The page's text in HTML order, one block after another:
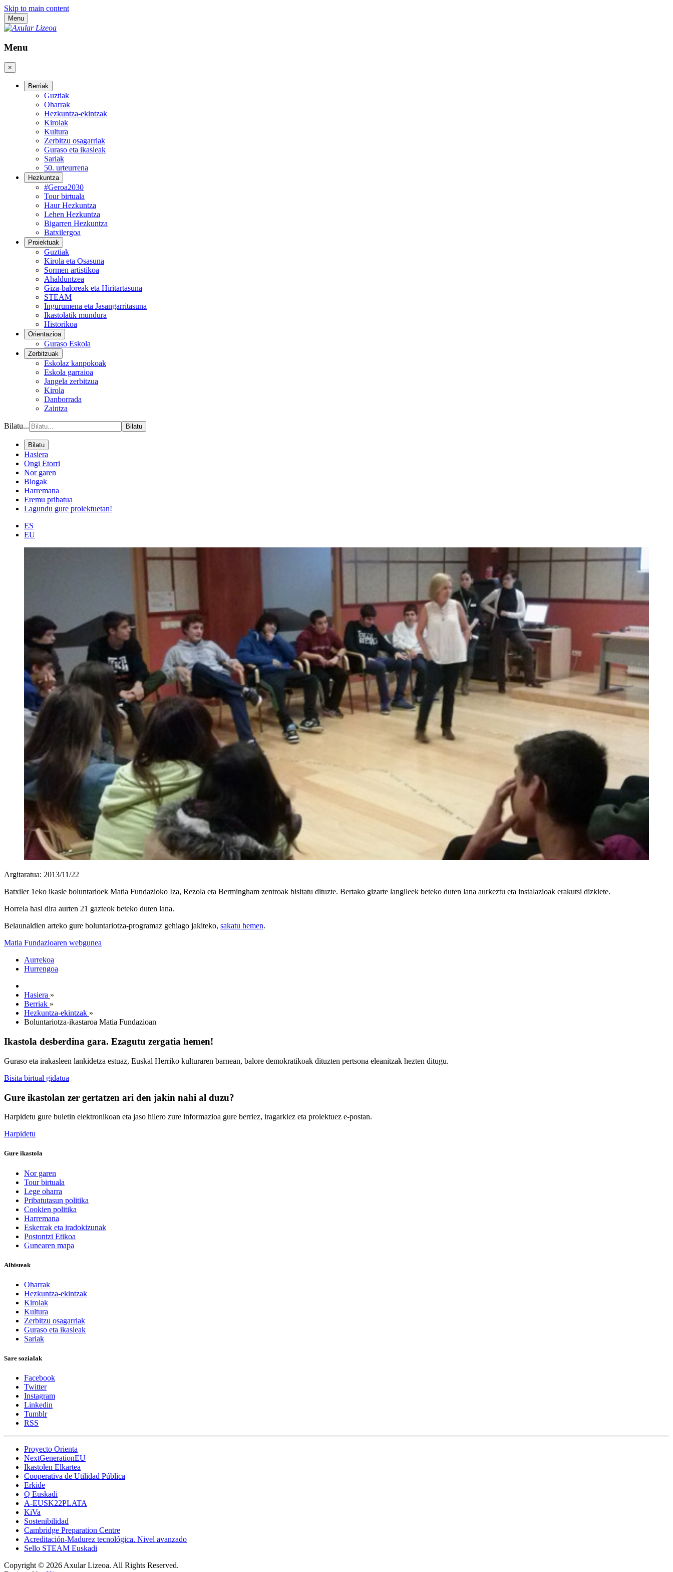
Skip to main content
Menu
Menu
×
Berriak
Guztiak
Oharrak
Hezkuntza-ekintzak
Kirolak
Kultura
Zerbitzu osagarriak
Guraso eta ikasleak
Sariak
50. urteurrena
Hezkuntza
#Geroa2030
Tour birtuala
Haur Hezkuntza
Lehen Hezkuntza
Bigarren Hezkuntza
Batxilergoa
Proiektuak
Guztiak
Kirola eta Osasuna
Sormen artistikoa
Ahalduntzea
Giza-baloreak eta Hiritartasuna
STEAM
Ingurumena eta Jasangarritasuna
Ikastolatik mundura
Historikoa
Orientazioa
Guraso Eskola
Zerbitzuak
Eskolaz kanpokoak
Eskola garraioa
Jangela zerbitzua
Kirola
Danborrada
Zaintza
Bilatu... Bilatu
Bilatu
Hasiera
Ongi Etorri
Nor garen
Blogak
Harremana
Eremu pribatua
Lagundu gure proiektuetan!
ES
EU
Argitaratua: 2013/11/22
Batxiler 1eko ikasle boluntarioek Matia Fundazioko Iza, Rezola eta Bermingham zentroak bisitatu dituzte. Bertako gizarte langileek beteko duten lana aurkeztu eta instalazioak erakutsi dizkiete.
Horrela hasi dira aurten 21 gazteok beteko duten lana.
Belaunaldien arteko gure boluntariotza-programaz gehiago jakiteko, sakatu hemen.
Matia Fundazioaren webgunea
Aurrekoa
Hurrengoa
Hasiera »
Berriak »
Hezkuntza-ekintzak »
Boluntariotza-ikastaroa Matia Fundazioan
Ikastola desberdina gara. Ezagutu zergatia hemen!
Guraso eta irakasleen lankidetza estuaz, Euskal Herriko kulturaren barnean, balore demokratikoak dituzten pertsona eleanitzak hezten ditugu.
Bisita birtual gidatua
Gure ikastolan zer gertatzen ari den jakin nahi al duzu?
Harpidetu gure buletin elektronikoan eta jaso hilero zure informazioa gure berriez, iragarkiez eta proiektuez e-postan.
Harpidetu
Gure ikastola
Nor garen
Tour birtuala
Lege oharra
Pribatutasun politika
Cookien politika
Harremana
Eskerrak eta iradokizunak
Postontzi Etikoa
Gunearen mapa
Albisteak
Oharrak
Hezkuntza-ekintzak
Kirolak
Kultura
Zerbitzu osagarriak
Guraso eta ikasleak
Sariak
Sare sozialak
Facebook
Twitter
Instagram
Linkedin
Tumblr
RSS
Proyecto Orienta
NextGenerationEU
Ikastolen Elkartea
Cooperativa de Utilidad Pública
Erkide
Q Euskadi
A-EUSK22PLATA
KiVa
Sostenibilidad
Cambridge Preparation Centre
Acreditación-Madurez tecnológica. Nivel avanzado
Sello STEAM Euskadi
Copyright © 2026 Axular Lizeoa. All Rights Reserved.